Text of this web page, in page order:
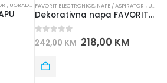
, UGRADNA TEHNIKA FAVORIT ELECTRONICS, NAPE / ASPIRATORI, UGRADNA TEHNIKA
Dekorativna napa FAVORIT LD46BB-60
out of 5
242,00KM 218,00 KM